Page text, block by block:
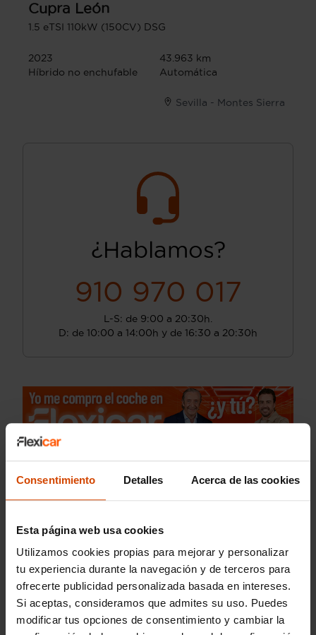
Consentimiento Detalles Acerca de las cookies
Esta página web usa cookies
Utilizamos cookies propias para mejorar y personalizar
tu experiencia durante la navegación y de terceros para
ofrecerte publicidad personalizada basada en intereses.
Si aceptas, consideramos que admites su uso. Puedes
modificar tus opciones de consentimiento y cambiar la
Cupra León
1.5 eTSI 110kW (150CV) DSG
2023
43.963 km
Híbrido no enchufable
Automática
Sevilla - Montes Sierra
¿Hablamos?
910 970 017
L-S: de 9:00 a 20:30h.
D: de 10:00 a 14:00h y de 16:30 a 20:30h